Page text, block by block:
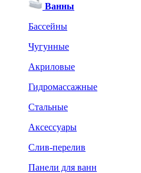
Ванны
Бассейны
Чугунные
Акриловые
Гидромассажные
Стальные
Аксессуары
Слив-перелив
Панели для ванн